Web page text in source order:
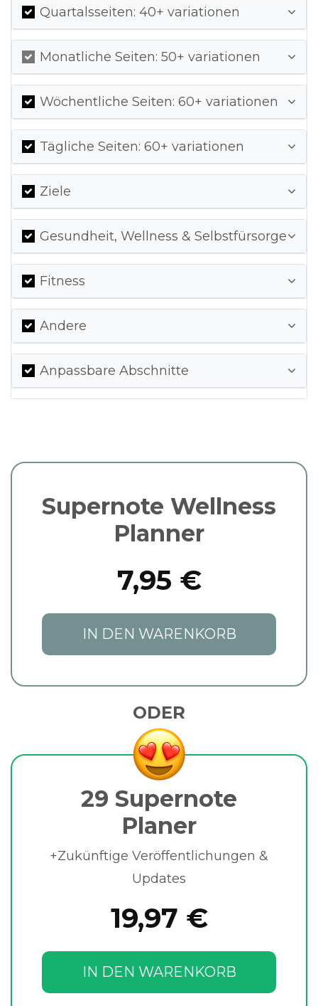
Quartalsseiten: 40+ variationen
Monatliche Seiten: 50+ variationen
Wöchentliche Seiten: 60+ variationen
Tägliche Seiten: 60+ variationen
Ziele
Gesundheit, Wellness & Selbstfürsorge
Fitness
Andere
Anpassbare Abschnitte
Supernote Wellness
Planner
7,95 €
IN DEN WARENKORB
ODER
29 Supernote
Planer
+Zukünftige Veröffentlichungen &
Updates
19,97 €
IN DEN WARENKORB